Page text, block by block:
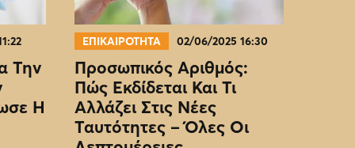
Την
Η
ΕΠΙΚΑΙΡΟΤΗΤΑ 02/06/2025 16:30
Προσωπικός Αριθμός:
Πώς Εκδίδεται Και Τι
Αλλάζει Στις Νέες
Ταυτότητες – Όλες Οι